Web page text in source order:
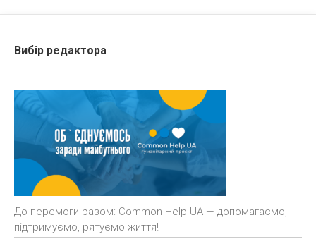
Вибір редактора
До перемоги разом: Common Help UA — допомагаємо,
підтримуємо, рятуємо життя!